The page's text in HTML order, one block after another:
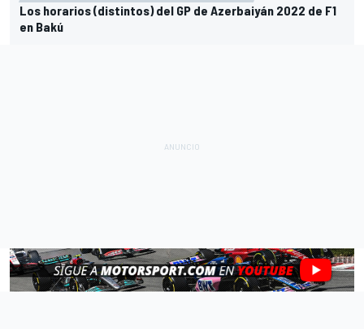
Los horarios (distintos) del GP de Azerbaiyán 2022 de F1
en Bakú